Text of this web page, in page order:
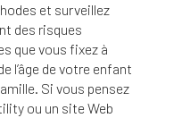
et surveillez
des risques
que vous fixez à
l’âge de votre enfant
Si vous pensez
ou un site Web